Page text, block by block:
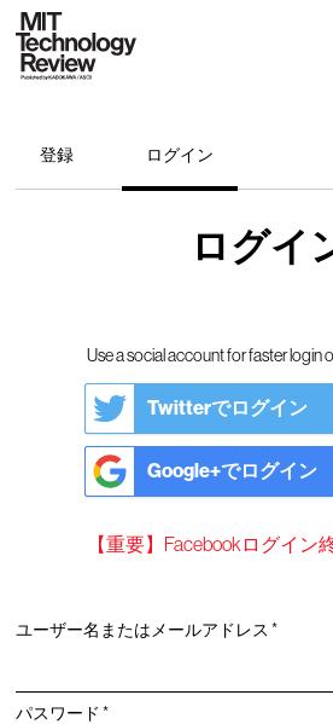
登録 ログイン
ログイ
Use a social account for faster login
Twitterでログイン
Google+でログイン
【重要】Facebookログイン
ユーザー名またはメールアドレス*必
パスワード*必